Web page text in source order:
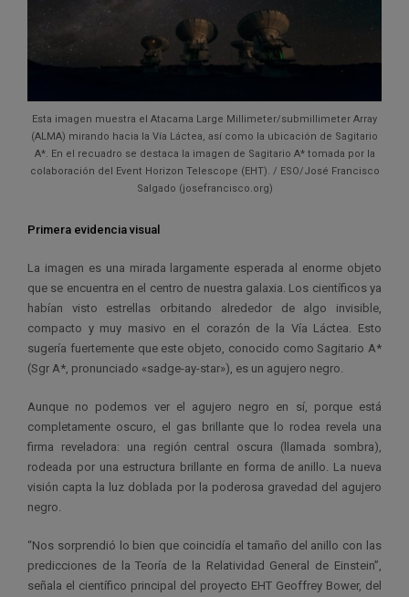
Esta imagen muestra el Atacama Large Millimeter/submillimeter Array
(ALMA) mirando hacia la Vía Láctea, así como la ubicación de Sagitario
A*. En el recuadro se destaca la imagen de Sagitario A* tomada por la
colaboración del Event Horizon Telescope (EHT). / ESO/José Francisco
Salgado (josefrancisco.org)
Primera evidencia visual
La imagen es una mirada largamente esperada al enorme objeto
que se encuentra en el centro de nuestra galaxia. Los científicos ya
habían visto estrellas orbitando alrededor de algo invisible,
compacto y muy masivo en el corazón de la Vía Láctea. Esto
sugería fuertemente que este objeto, conocido como Sagitario A*
(Sgr A*, pronunciado «sadge-ay-star»), es un agujero negro.
Aunque no podemos ver el agujero negro en sí, porque está
completamente oscuro, el gas brillante que lo rodea revela una
firma reveladora: una región central oscura (llamada sombra),
rodeada por una estructura brillante en forma de anillo. La nueva
visión capta la luz doblada por la poderosa gravedad del agujero
negro.
“Nos sorprendió lo bien que coincidía el tamaño del anillo con las
predicciones de la Teoría de la Relatividad General de Einstein”,
señala el científico principal del proyecto EHT Geoffrey Bower, del